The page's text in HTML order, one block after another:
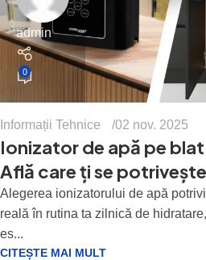
admin
0
Informații Tehnice 02 nov. 2025
Ionizator de apă pe
Află care ți se
Alegerea ionizatorului de apă
reală în rutina ta zilnică de
es...
CITEȘTE MAI MULT